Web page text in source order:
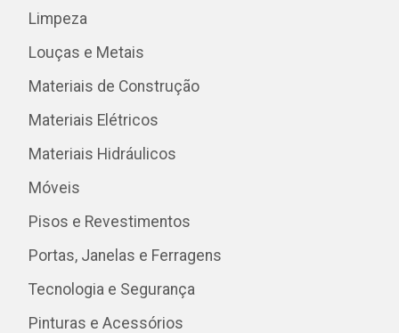
Limpeza
Louças e Metais
Materiais de Construção
Materiais Elétricos
Materiais Hidráulicos
Móveis
Pisos e Revestimentos
Portas, Janelas e Ferragens
Tecnologia e Segurança
Pinturas e Acessórios